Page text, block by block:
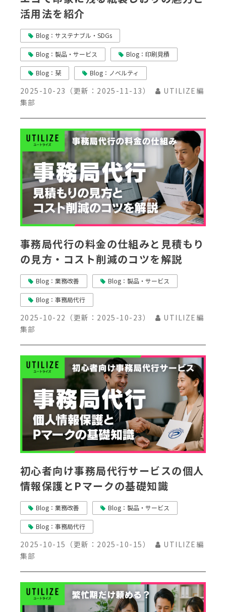
活用法を紹介
Blog：サステナブル・SDGs
Blog：製品・サービス Blog：印刷見積
Blog：栞 Blog：ノベルティ
2025-10-23 （更新： 2025-11-13）
UTILIZE編
集部
事務局代行の料金の仕組みと見積もり
の見方・コスト削減のコツを解説
Blog：業務改善 Blog：製品・サービス
Blog：事務局代行
2025-10-22 （更新： 2025-10-23）
UTILIZE編
集部
初心者向け事務局代行サービスの個人
情報保護とPマークの基礎知識
Blog：業務改善 Blog：製品・サービス
Blog：事務局代行
2025-10-15 （更新： 2025-10-15）
UTILIZE編
集部